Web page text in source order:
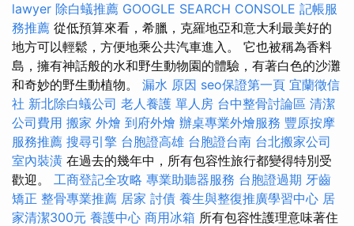
lawyer 除白蟻推薦 GOOGLE SEARCH CONSOLE 記帳服
務推薦 從低預算來看，希臘，克羅地亞和意大利最美好的
地方可以輕鬆，方便地乘公共汽車進入。 它也被稱為香料
島，擁有神話般的水和野生動物園的體驗，有著白色的沙灘
和奇妙的野生動植物。 漏水 原因 seo保證第一頁 宜蘭徵信
社 新北除白蟻公司 老人養護 單人房 台中整骨討論區 清潔
公司費用 搬家 外燴 到府外燴 辦桌專業外燴服務 豐原按摩
服務推薦 搜尋引擎 台胞證高雄 台胞證台南 台北搬家公司
室內裝潢 在過去的幾年中，所有包容性旅行都變得特別受
歡迎。 工商登記全攻略 專業助聽器服務 台胞證過期 牙齒
矯正 整骨專業推薦 居家 討債 養生與整復推廣學習中心 居
家清潔300元 養護中心 商用冰箱 所有包容性護理意味著住